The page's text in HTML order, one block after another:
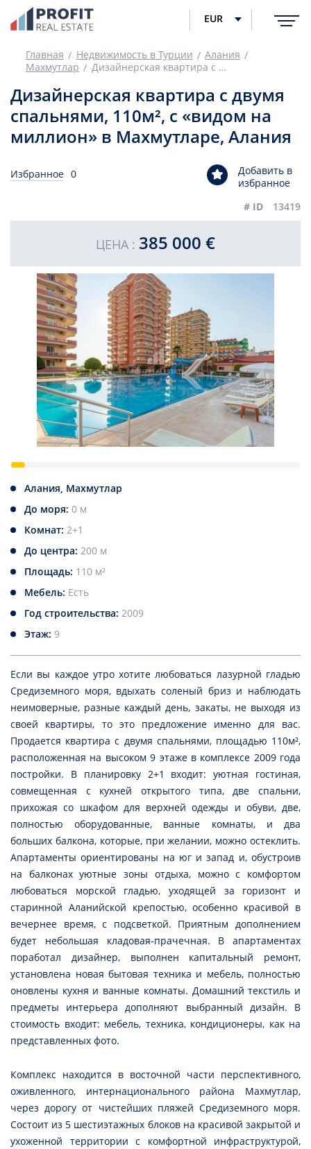
EUR
Главная Недвижимость в Турции
Алания
Махмутлар
Дизайнерская квартира с двумя спальнями, 110м², с «видом на миллион» в Махмутларе, Алания
Дизайнерская квартира с двумя
спальнями, 110м², с «видом на
миллион» в Махмутларе, Алания
Избранное 0
Добавить в
избранное
# ID
13419
ЦЕНА : 385 000 €
Алания, Махмутлар
До моря: 0 м
Комнат: 2+1
До центра: 200 м
Площадь: 110 м²
Мебель: Есть
Год строительства: 2009
Этаж: 9
Если вы каждое утро хотите любоваться лазурной гладью
Средиземного моря, вдыхать соленый бриз и наблюдать
неимоверные, разные каждый день, закаты, не выходя из
своей квартиры, то это предложение именно для вас.
Продается квартира с двумя спальнями, площадью 110м²,
расположенная на высоком 9 этаже в комплексе 2009 года
постройки. В планировку 2+1 входит: уютная гостиная,
совмещенная с кухней открытого типа, две спальни,
прихожая со шкафом для верхней одежды и обуви, две,
полностью оборудованные, ванные комнаты, и два
больших балкона, которые, при желании, можно остеклить.
Апартаменты ориентированы на юг и запад и, обустроив
на балконах уютные зоны отдыха, можно с комфортом
любоваться морской гладью, уходящей за горизонт и
старинной Аланийской крепостью, особенно красивой в
вечернее время, с подсветкой. Приятным дополнением
будет небольшая кладовая-прачечная. В апартаментах
поработал дизайнер, выполнен капитальный ремонт,
установлена новая бытовая техника и мебель, полностью
оновлены кухня и ванные комнаты. Домашний текстиль и
предметы интерьера дополняют выбранный дизайн. В
стоимость входит: мебель, техника, кондиционеры, как на
представленных фото.
Комплекс находится в восточной части перспективного,
оживленного, интернационального района Махмутлар,
через дорогу от чистейших пляжей Средиземного моря.
Состоит из 5 шестиэтажных блоков на красивой закрытой и
ухоженной территории с комфортной инфраструктурой,